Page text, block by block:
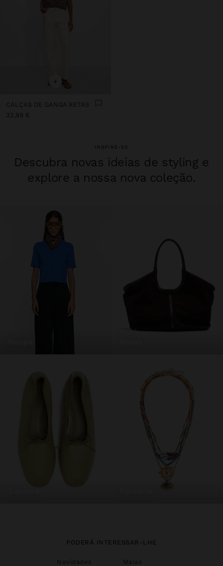
+
CALÇAS DE GANGA RETAS
32,99 €
INSPIRE-SE
Descubra novas ideias de styling e
explore a nossa nova coleção.
PODERÁ INTERESSAR-LHE
Novidades Malas